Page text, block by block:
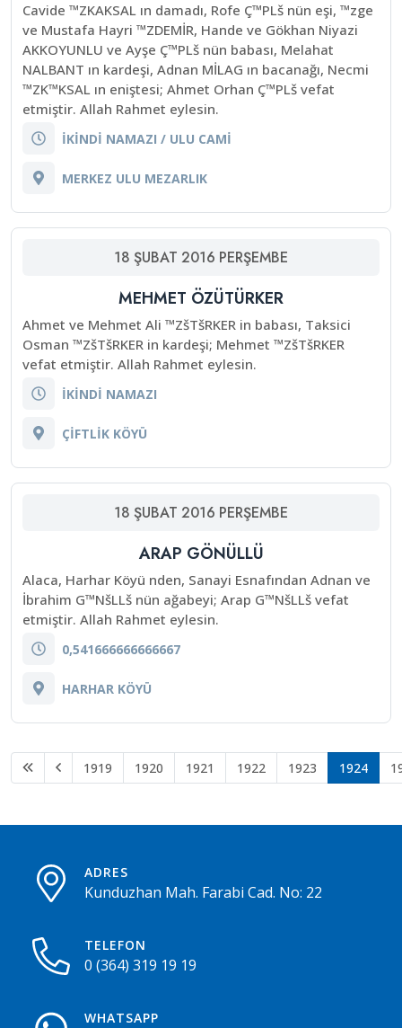
Cavide ™ZKAKSAL ın damadı, Rofe Ç™PLš nün eşi, ™zge
ve Mustafa Hayri ™ZDEMİR, Hande ve Gökhan Niyazi
AKKOYUNLU ve Ayşe Ç™PLš nün babası, Melahat
NALBANT ın kardeşi, Adnan MİLAG ın bacanağı, Necmi
™ZK™KSAL ın eniştesi; Ahmet Orhan Ç™PLš vefat
etmiştir. Allah Rahmet eylesin.
İKİNDİ NAMAZI / ULU CAMİ
MERKEZ ULU MEZARLIK
18 ŞUBAT 2016 PERŞEMBE
MEHMET ÖZÜTÜRKER
Ahmet ve Mehmet Ali ™ZšTšRKER in babası, Taksici
Osman ™ZšTšRKER in kardeşi; Mehmet ™ZšTšRKER
vefat etmiştir. Allah Rahmet eylesin.
İKİNDİ NAMAZI
ÇİFTLİK KÖYÜ
18 ŞUBAT 2016 PERŞEMBE
ARAP GÖNÜLLÜ
Alaca, Harhar Köyü nden, Sanayi Esnafından Adnan ve
İbrahim G™NšLLš nün ağabeyi; Arap G™NšLLš vefat
etmiştir. Allah Rahmet eylesin.
0,541666666666667
HARHAR KÖYÜ
1919 1920 1921 1922 1923 1924
ADRES
Kunduzhan Mah. Farabi Cad. No: 22
TELEFON
0 (364) 319 19 19
WHATSAPP